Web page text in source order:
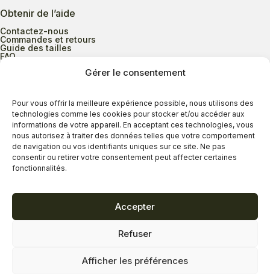
Gérer le consentement
Pour vous offrir la meilleure expérience possible, nous utilisons des
technologies comme les cookies pour stocker et/ou accéder aux
informations de votre appareil. En acceptant ces technologies, vous
nous autorisez à traiter des données telles que votre comportement
de navigation ou vos identifiants uniques sur ce site. Ne pas
consentir ou retirer votre consentement peut affecter certaines
fonctionnalités.
Accepter
Refuser
Afficher les préférences
Obtenir de l’aide
Contactez-nous
Commandes et retours
Guide des tailles
FAQ
Heures d’ouverture
Lundi au mercredi
9h00 à 17h30
Jeudi
9h00 à 20h00
Vendredi
9h00 à 18h00
Dimanche
11h00 à 16h30
Termes et conditions